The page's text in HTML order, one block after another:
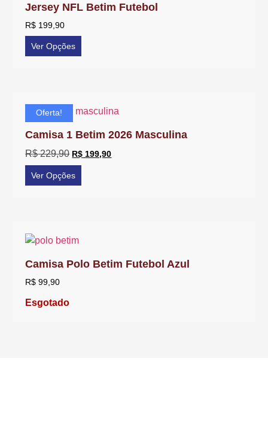
Jersey NFL Betim Futebol
R$ 199,90
Ver Opções
Oferta!
Camisa 1 Betim 2026 Masculina
R$229,90 R$ 199,90
Ver Opções
Camisa Polo Betim Futebol Azul
R$ 99,90
Esgotado